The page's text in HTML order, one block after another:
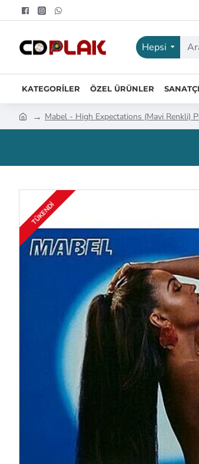
Hepsi
KATEGORILER ÖZEL ÜRÜNLER
Mabel - High Expectations (Mavi Renkli)
TÜKENDI